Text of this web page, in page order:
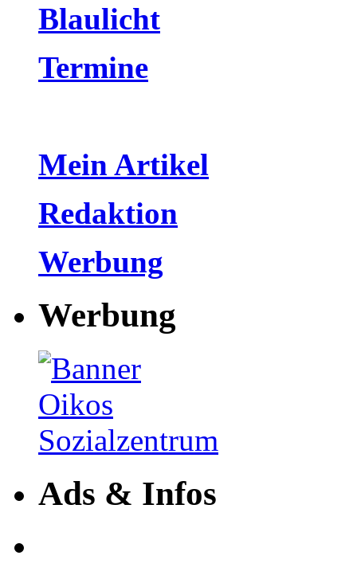
Blaulicht
Termine
Mein Artikel
Redaktion
Werbung
Werbung
Ads & Infos